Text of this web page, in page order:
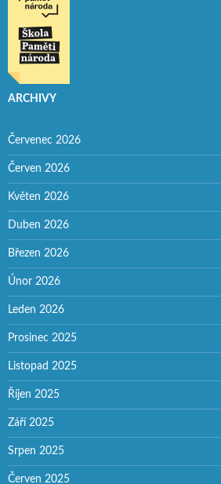
ARCHIVY
Červenec 2026
Červen 2026
Květen 2026
Duben 2026
Březen 2026
Únor 2026
Leden 2026
Prosinec 2025
Listopad 2025
Říjen 2025
Září 2025
Srpen 2025
Červen 2025